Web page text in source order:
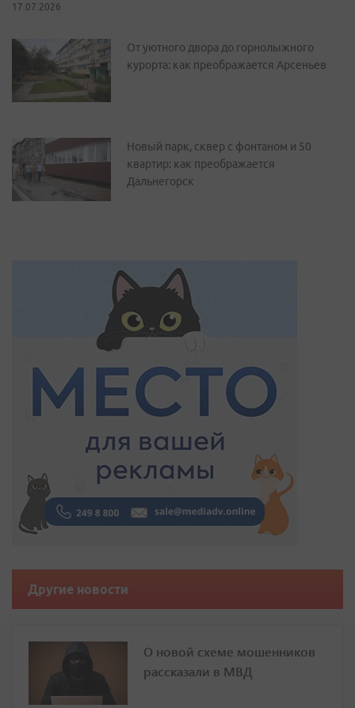
17.07.2026
От уютного двора до горнолыжного
курорта: как преображается Арсеньев
Новый парк, сквер с фонтаном и 50
квартир: как преображается
Дальнегорск
Другие новости
О новой схеме мошенников
рассказали в МВД